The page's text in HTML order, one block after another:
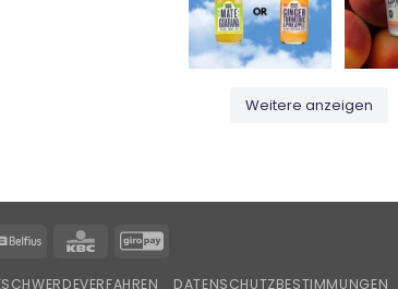
0 0
Weitere anzeigen
Belfius KBC GiroPay
DATENSCHUTZBESTIMMUNGEN